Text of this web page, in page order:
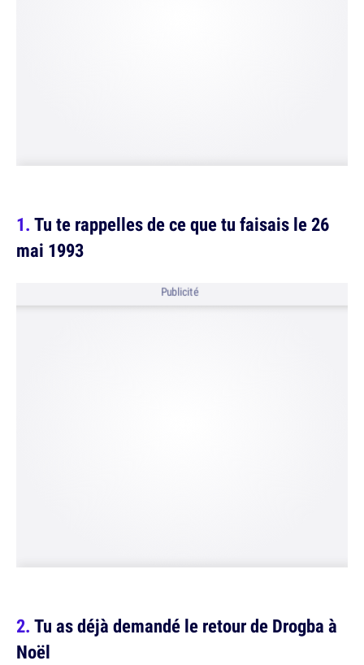
Tu te rappelles de ce que tu faisais le 26
mai 1993
Publicité
Tu as déjà demandé le retour de Drogba à
Noël